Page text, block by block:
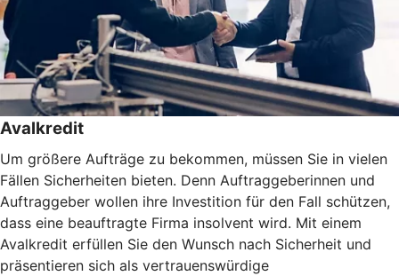
Avalkredit
Um größere Aufträge zu bekommen, müssen Sie in vielen
Fällen Sicherheiten bieten. Denn Auftraggeberinnen und
Auftraggeber wollen ihre Investition für den Fall schützen,
dass eine beauftragte Firma insolvent wird. Mit einem
Avalkredit erfüllen Sie den Wunsch nach Sicherheit und
präsentieren sich als vertrauenswürdige